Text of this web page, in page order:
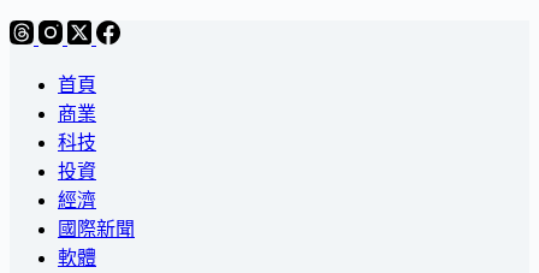
首頁
商業
科技
投資
經濟
國際新聞
軟體